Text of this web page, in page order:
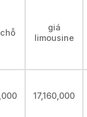
giá
limousine
17,160,000